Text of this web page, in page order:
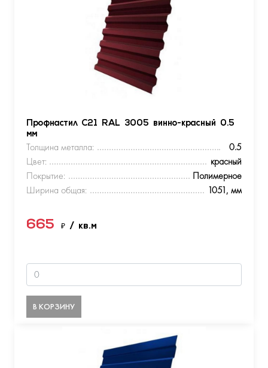
Профнастил С21 RAL 3005 винно-красный 0.5
мм
Толщина металла:
0.5
Цвет:
красный
Покрытие:
Полимерное
Ширина общая:
1051, мм
665 ₽ / кв.м
В КОРЗИНУ